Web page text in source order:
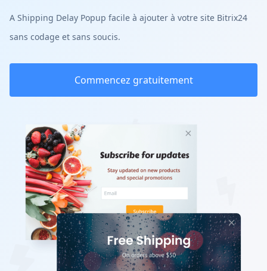
A Shipping Delay Popup facile à ajouter à votre site Bitrix24
sans codage et sans soucis.
Commencez gratuitement